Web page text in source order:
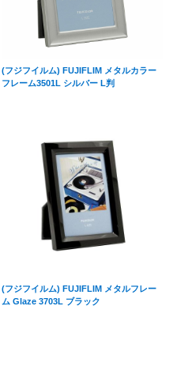
(フジフイルム) FUJIFLIM メタルカラー
フレーム3501L シルバー L判
(フジフイルム) FUJIFLIM メタルフレー
ム Glaze 3703L ブラック